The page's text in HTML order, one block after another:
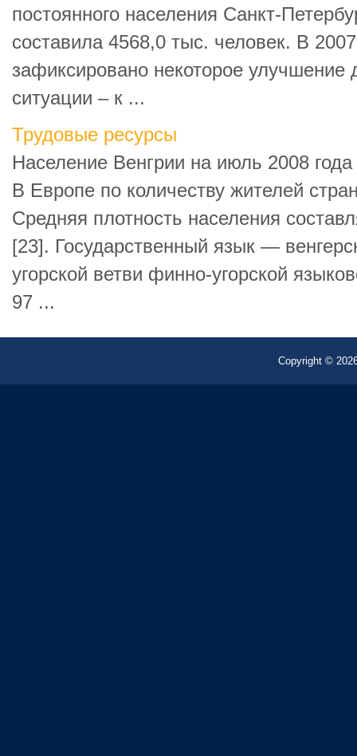
постоянного населения Санкт-
составила 4568,0 тыс. человек. В
зафиксировано некоторое улучшение
ситуации – к ...
Трудовые ресурсы
Население Венгрии на июль 2008
В Европе по количеству жителей
Средняя плотность населения
[23]. Государственный язык —
угорской ветви финно-угорской
97 ...
Copyright ©